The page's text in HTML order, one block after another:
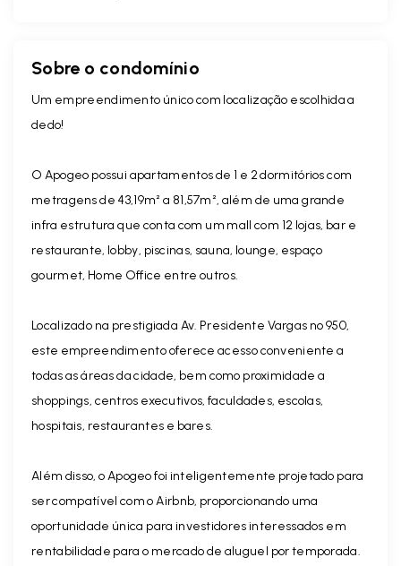
Sobre o condomínio
Um empreendimento único com localização escolhida a
dedo!
O Apogeo possui apartamentos de 1 e 2 dormitórios com
metragens de 43,19m² a 81,57m², além de uma grande
infra estrutura que conta com um mall com 12 lojas, bar e
restaurante, lobby, piscinas, sauna, lounge, espaço
gourmet, Home Office entre outros.
Localizado na prestigiada Av. Presidente Vargas nº 950,
este empreendimento oferece acesso conveniente a
todas as áreas da cidade, bem como proximidade a
shoppings, centros executivos, faculdades, escolas,
hospitais, restaurantes e bares.
Além disso, o Apogeo foi inteligentemente projetado para
ser compatível com o Airbnb, proporcionando uma
oportunidade única para investidores interessados em
rentabilidade para o mercado de aluguel por temporada.